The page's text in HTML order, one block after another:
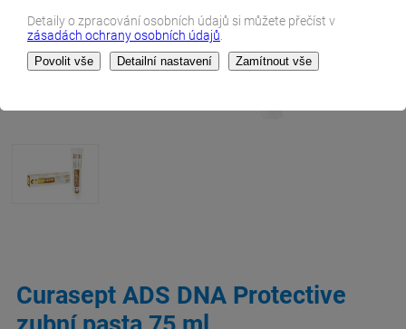
Detaily o zpracování osobních údajů si můžete přečíst v
zásadách ochrany osobních údajů
Curasept ADS DNA Protective